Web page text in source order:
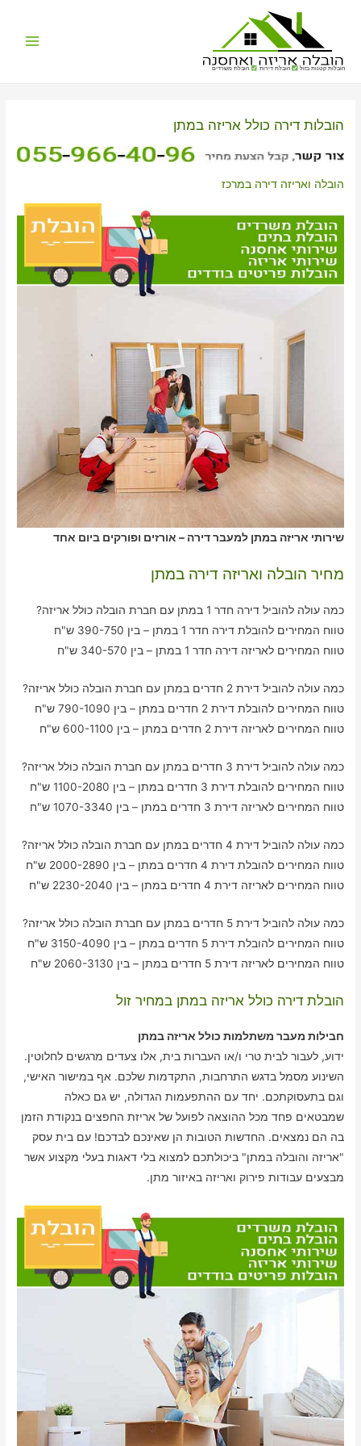
הובלות קטנות בזול הובלת דירות הובלת משרדים
הובלות דירה כולל אריזה במתן
הובלה ואריזה דירה במרכז
שירותי אריזה במתן למעבר דירה – אורזים ופורקים ביום אחד
מחיר הובלה ואריזה דירה במתן
כמה עולה להוביל דירה חדר 1 במתן עם חברת הובלה כולל אריזה?
טווח המחירים להובלת דירה חדר 1 במתן – בין 390-750 ש"ח
טווח המחירים לאריזה דירה חדר 1 במתן – בין 340-570 ש"ח
כמה עולה להוביל דירת 2 חדרים במתן עם חברת הובלה כולל אריזה?
טווח המחירים להובלת דירת 2 חדרים במתן – בין 790-1090 ש"ח
טווח המחירים לאריזה דירת 2 חדרים במתן – בין 600-1100 ש"ח
כמה עולה להוביל דירת 3 חדרים במתן עם חברת הובלה כולל אריזה?
טווח המחירים להובלת דירת 3 חדרים במתן – בין 1100-2080 ש"ח
טווח המחירים לאריזה דירת 3 חדרים במתן – בין 1070-3340 ש"ח
כמה עולה להוביל דירת 4 חדרים במתן עם חברת הובלה כולל אריזה?
טווח המחירים להובלת דירת 4 חדרים במתן – בין 2000-2890 ש"ח
טווח המחירים לאריזה דירת 4 חדרים במתן – בין 2230-2040 ש"ח
כמה עולה להוביל דירת 5 חדרים במתן עם חברת הובלה כולל אריזה?
טווח המחירים להובלת דירת 5 חדרים במתן – בין 3150-4090 ש"ח
טווח המחירים לאריזה דירת 5 חדרים במתן – בין 2060-3130 ש"ח
הובלת דירה כולל אריזה במתן במחיר זול
חבילות מעבר משתלמות כולל אריזה במתן
ידוע, לעבור לבית טרי ו/או העברות בית, אלו צעדים מרגשים לחלוטין.
השינוע מסמל בדגש התרחבות, התקדמות שלכם. אף במישור האישי,
וגם בתעסוקתכם. יחד עם ההתפעמות הגדולה, יש גם כאלה
שמבטאים פחד מכל ההוצאה לפועל של אריזת החפצים בנקודת הזמן
בה הם נמצאים. החדשות הטובות הן שאינכם לבדכם! עם בית עסק
"אריזה והובלה במתן" ביכולתכם למצוא בלי דאגות בעלי מקצוע אשר
מבצעים עבודות פירוק ואריזה באיזור מתן.